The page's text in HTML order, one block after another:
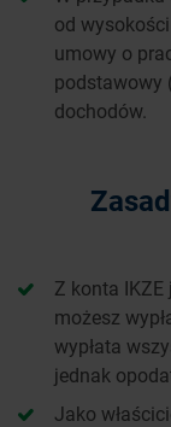
od
umowy o
podstawowy
dochodów.
Z konta
możesz
wypłata
jednak
Jako